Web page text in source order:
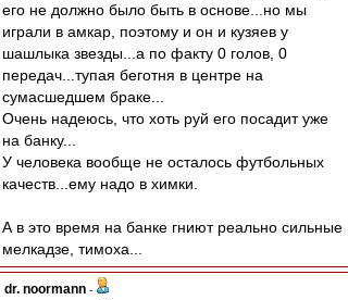
его не должно было быть в основе...но мы
играли в амкар, поэтому и он и кузяев у
шашлыка звезды...а по факту 0 голов, 0
передач...тупая беготня в центре на
сумасшедшем браке...
Очень надеюсь, что хоть руй его посадит уже
на банку...
У человека вообще не осталось футбольных
качеств...ему надо в химки.
А в это время на банке гниют реально сильные
мелкадзе, тимоха...
dr. noormann -